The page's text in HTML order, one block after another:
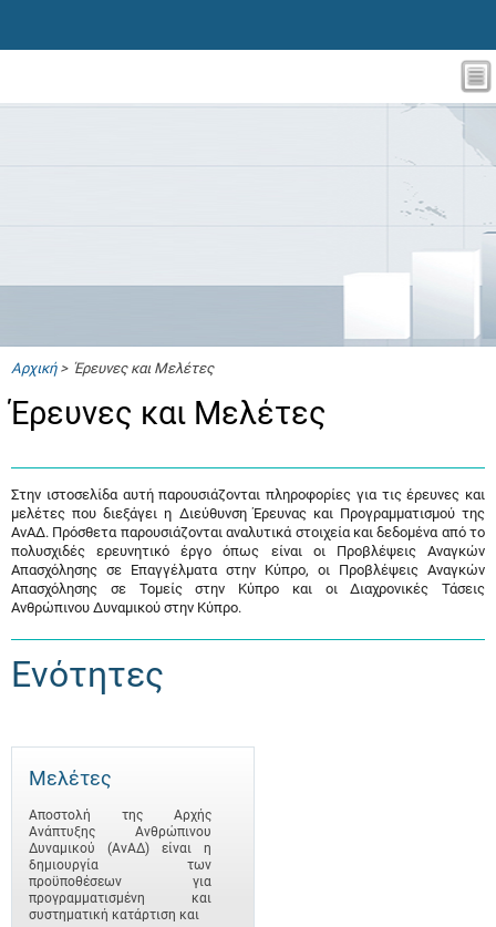
Αρχική> Έρευνες και Μελέτες
Έρευνες και Μελέτες
Στην ιστοσελίδα αυτή παρουσιάζονται πληροφορίες για τις έρευνες και
μελέτες που διεξάγει η Διεύθυνση Έρευνας και Προγραμματισμού της
ΑνΑΔ. Πρόσθετα παρουσιάζονται αναλυτικά στοιχεία και δεδομένα από το
πολυσχιδές ερευνητικό έργο όπως είναι οι Προβλέψεις Αναγκών
Απασχόλησης σε Επαγγέλματα στην Κύπρο, οι Προβλέψεις Αναγκών
Απασχόλησης σε Τομείς στην Κύπρο και οι Διαχρονικές Τάσεις
Ανθρώπινου Δυναμικού στην Κύπρο.
Ενότητες
Μελέτες
Αποστολή της Αρχής
Ανάπτυξης Ανθρώπινου
Δυναμικού (ΑνΑΔ) είναι η
δημιουργία των
προϋποθέσεων για
προγραμματισμένη και
συστηματική κατάρτιση και